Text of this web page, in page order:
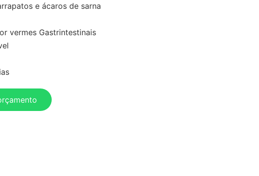
e ácaros de sarna
vermes Gastrintestinais